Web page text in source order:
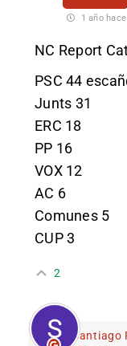
1 año hace
NC Report
PSC 44
Junts 31
ERC 18
PP 16
VOX 12
AC 6
Comunes 5
CUP 3
2
Santiago